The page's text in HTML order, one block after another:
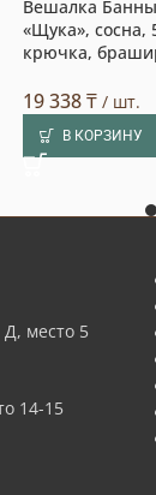
Вешалка
«Щука», сосна,
крючка,
19 338₸/ шт.
В КОРЗИНУ
Д, место 5
14-15